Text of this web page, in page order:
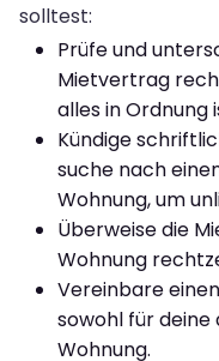
solltest:
Prüfe und
Mietvertrag
alles in Ordnung
Kündige
suche nach
Wohnung, um
Überweise die
Wohnung
Vereinbare
sowohl für deine
Wohnung.